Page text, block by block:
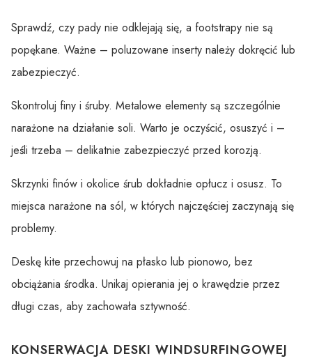
Sprawdź, czy pady nie odklejają się, a footstrapy nie są
popękane. Ważne – poluzowane inserty należy dokręcić lub
zabezpieczyć.
Skontroluj finy i śruby. Metalowe elementy są szczególnie
narażone na działanie soli. Warto je oczyścić, osuszyć i –
jeśli trzeba – delikatnie zabezpieczyć przed korozją.
Skrzynki finów i okolice śrub dokładnie opłucz i osusz. To
miejsca narażone na sól, w których najczęściej zaczynają się
problemy.
Deskę kite przechowuj na płasko lub pionowo, bez
obciążania środka. Unikaj opierania jej o krawędzie przez
długi czas, aby zachowała sztywność.
KONSERWACJA DESKI WINDSURFINGOWEJ